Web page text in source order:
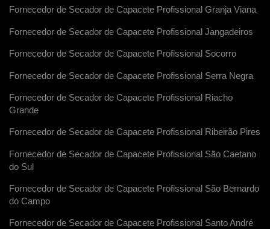
Fornecedor de Secador de Capacete Profissional Granja Viana
Fornecedor de Secador de Capacete Profissional Jangadeiros
Fornecedor de Secador de Capacete Profissional Socorro
Fornecedor de Secador de Capacete Profissional Serra Negra
Fornecedor de Secador de Capacete Profissional Riacho
Grande
Fornecedor de Secador de Capacete Profissional Ribeirão Pires
Fornecedor de Secador de Capacete Profissional São Caetano
do Sul
Fornecedor de Secador de Capacete Profissional São Bernardo
do Campo
Fornecedor de Secador de Capacete Profissional Santo André